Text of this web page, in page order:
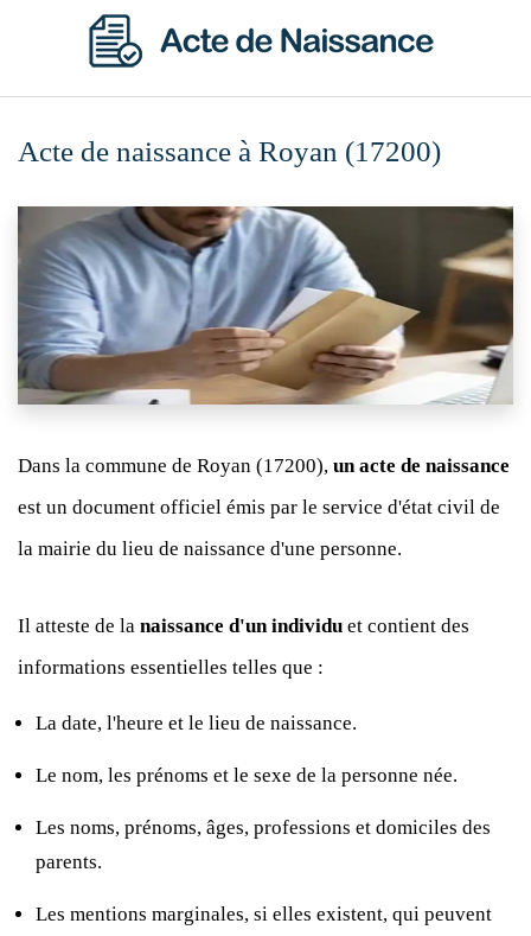
Acte de naissance à Royan (17200)
Dans la commune de Royan (17200), un acte de naissance
est un document officiel émis par le service d'état civil de
la mairie du lieu de naissance d'une personne.
Il atteste de la naissance d'un individu et contient des
informations essentielles telles que :
La date, l'heure et le lieu de naissance.
Le nom, les prénoms et le sexe de la personne née.
Les noms, prénoms, âges, professions et domiciles des
parents.
Les mentions marginales, si elles existent, qui peuvent